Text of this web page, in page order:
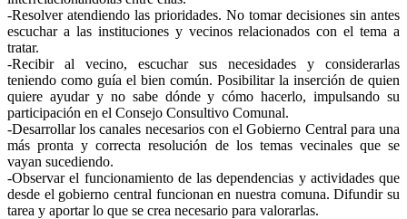
-Resolver atendiendo las prioridades. No tomar decisiones sin antes
escuchar a las instituciones y vecinos relacionados con el tema a
tratar.
-Recibir al vecino, escuchar sus necesidades y considerarlas
teniendo como guía el bien común. Posibilitar la inserción de quien
quiere ayudar y no sabe dónde y cómo hacerlo, impulsando su
participación en el Consejo Consultivo Comunal.
-Desarrollar los canales necesarios con el Gobierno Central para una
más pronta y correcta resolución de los temas vecinales que se
vayan sucediendo.
-Observar el funcionamiento de las dependencias y actividades que
desde el gobierno central funcionan en nuestra comuna. Difundir su
tarea y aportar lo que se crea necesario para valorarlas.